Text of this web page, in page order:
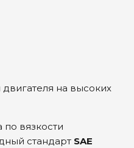
двигателя на высоких
вязкости
стандарт SAE